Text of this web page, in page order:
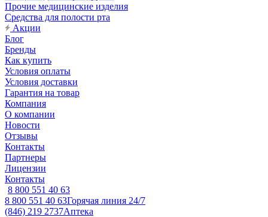
Прочие медицинские изделия
Средства для полости рта
Акции
Блог
Бренды
Как купить
Условия оплаты
Условия доставки
Гарантия на товар
Компания
О компании
Новости
Отзывы
Контакты
Партнеры
Лицензии
Контакты
8 800 551 40 63
8 800 551 40 63Горячая линия 24/7
(846) 219 2737Аптека